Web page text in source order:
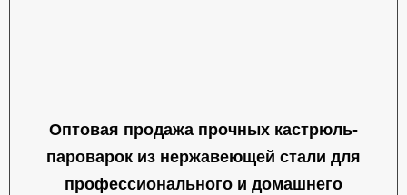
Оптовая продажа прочных кастрюль-
пароварок из нержавеющей стали для
профессионального и домашнего